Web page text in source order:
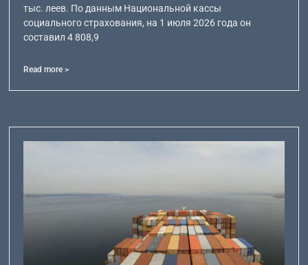
тыс. леев. По данным Национальной кассы
социального страхования, на 1 июля 2026 года он
составил 4 808,9
Read more >